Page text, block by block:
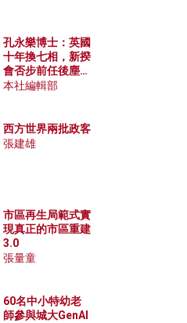
孔永樂博士：英國
十年換七相，新揆
會否步前任後塵？
脫歐後英國經濟為
本社編輯部
西方世界兩批政客
張建雄
市區再生局範式實
現真正的市區重建
3.0
張量童
60名中小特幼老
師參與城大GenAI